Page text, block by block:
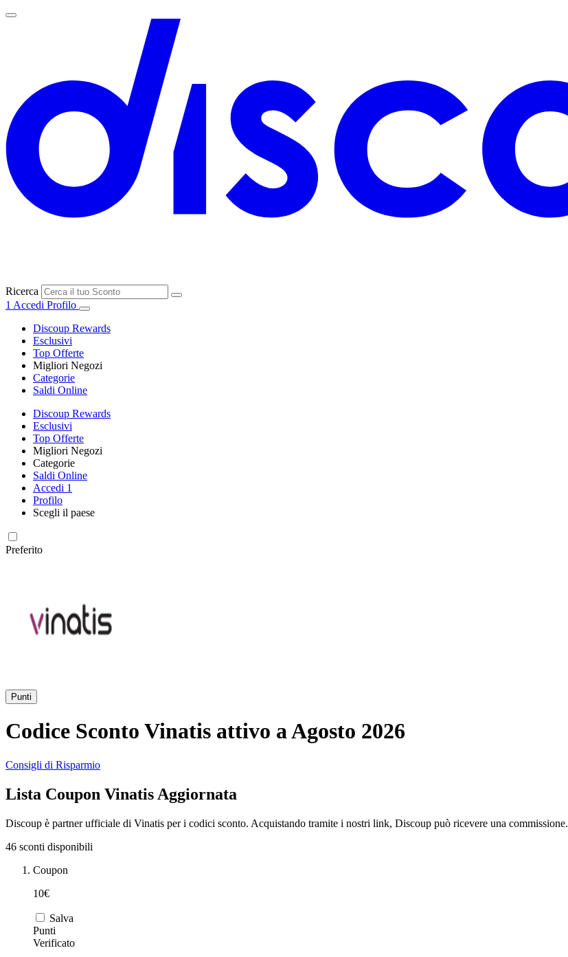
Ricerca
1 Accedi Profilo
Discoup Rewards
Esclusivi
Top Offerte
Migliori Negozi
Categorie
Saldi Online
Discoup Rewards
Esclusivi
Top Offerte
Migliori Negozi
Categorie
Saldi Online
Accedi 1
Profilo
Scegli il paese
Preferito
Punti
Codice Sconto Vinatis attivo a Agosto 2026
Consigli di Risparmio
Lista Coupon Vinatis Aggiornata
Discoup è partner ufficiale di Vinatis per i codici sconto. Acquistando tramite i nostri link, Discoup può ricevere una commissione.
46 sconti disponibili
Coupon
10€
Salva
Punti
Verificato